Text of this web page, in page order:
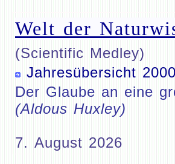
Welt der
(Scientific Medley)
Jahresübersicht 2000
Der Glaube an eine
(Aldous Huxley)
7. August 2026